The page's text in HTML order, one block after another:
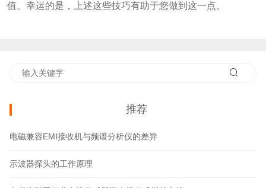
值。幸运的是，上述这些技巧有助于您做到这一点。
推荐
电磁兼容EMI接收机与频谱分析仪的差异
示波器探头的工作原理